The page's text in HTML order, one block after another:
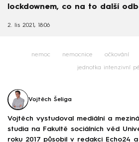
lockdownem, co na to další
2. lis 2021, 18:06
nemoc nemocnice očkování
jednotka intenzivní
Vojtěch Šeliga
Vojtěch vystudoval mediální a
studia na Fakultě sociálních věd
roku 2017 působil v redakci Echo24